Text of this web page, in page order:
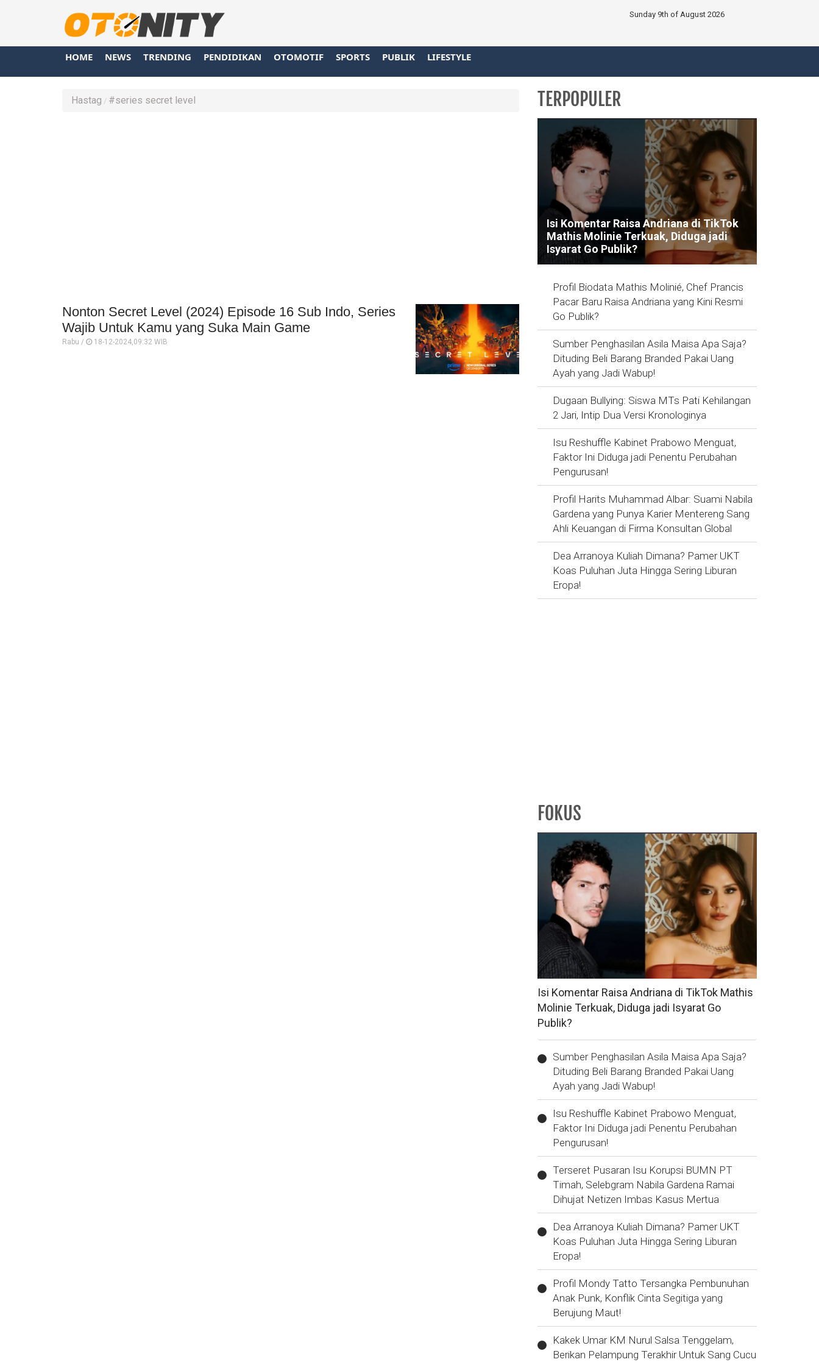
Sunday 9th of August 2026
HOME NEWS TRENDING PENDIDIKAN OTOMOTIF SPORTS PUBLIK LIFESTYLE
Hastag #series secret level
Nonton Secret Level (2024) Episode 16 Sub Indo, Series
Wajib Untuk Kamu yang Suka Main Game
Rabu / 18-12-2024,09:32 WIB
TERPOPULER
Isi Komentar Raisa Andriana di TikTok
Mathis Molinie Terkuak, Diduga jadi
Isyarat Go Publik?
Profil Biodata Mathis Molinié, Chef Prancis
Pacar Baru Raisa Andriana yang Kini Resmi
Go Publik?
Sumber Penghasilan Asila Maisa Apa Saja?
Dituding Beli Barang Branded Pakai Uang
Ayah yang Jadi Wabup!
Dugaan Bullying: Siswa MTs Pati Kehilangan
2 Jari, Intip Dua Versi Kronologinya
Isu Reshuffle Kabinet Prabowo Menguat,
Faktor Ini Diduga jadi Penentu Perubahan
Pengurusan!
Profil Harits Muhammad Albar: Suami Nabila
Gardena yang Punya Karier Mentereng Sang
Ahli Keuangan di Firma Konsultan Global
Dea Arranoya Kuliah Dimana? Pamer UKT
Koas Puluhan Juta Hingga Sering Liburan
Eropa!
FOKUS
Isi Komentar Raisa Andriana di TikTok Mathis
Molinie Terkuak, Diduga jadi Isyarat Go
Publik?
Sumber Penghasilan Asila Maisa Apa Saja?
Dituding Beli Barang Branded Pakai Uang
Ayah yang Jadi Wabup!
Isu Reshuffle Kabinet Prabowo Menguat,
Faktor Ini Diduga jadi Penentu Perubahan
Pengurusan!
Terseret Pusaran Isu Korupsi BUMN PT
Timah, Selebgram Nabila Gardena Ramai
Dihujat Netizen Imbas Kasus Mertua
Dea Arranoya Kuliah Dimana? Pamer UKT
Koas Puluhan Juta Hingga Sering Liburan
Eropa!
Profil Mondy Tatto Tersangka Pembunuhan
Anak Punk, Konflik Cinta Segitiga yang
Berujung Maut!
Kakek Umar KM Nurul Salsa Tenggelam,
Berikan Pelampung Terakhir Untuk Sang Cucu